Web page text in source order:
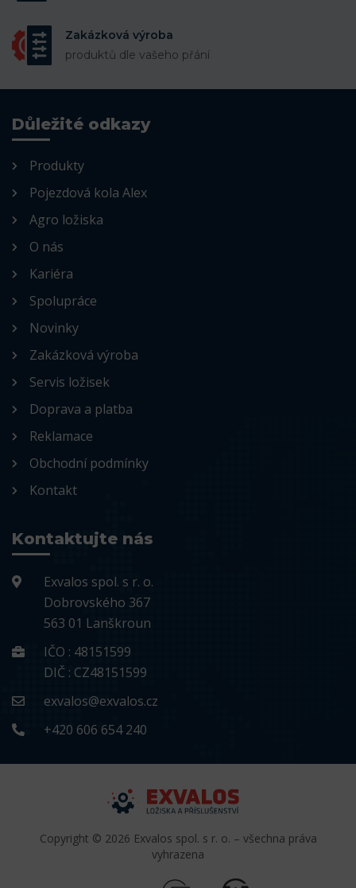
Zakázková výroba
produktů dle vašeho přání
Důležité odkazy
Produkty
Pojezdová kola Alex
Agro ložiska
O nás
Kariéra
Spolupráce
Novinky
Zakázková výroba
Servis ložisek
Doprava a platba
Reklamace
Obchodní podmínky
Kontakt
Kontaktujte nás
Exvalos spol. s r. o.
Dobrovského 367
563 01 Lanškroun
IČO : 48151599
DIČ : CZ48151599
exvalos@exvalos.cz
+420 606 654 240
Copyright © 2026 Exvalos spol. s r. o. – všechna práva
vyhrazena